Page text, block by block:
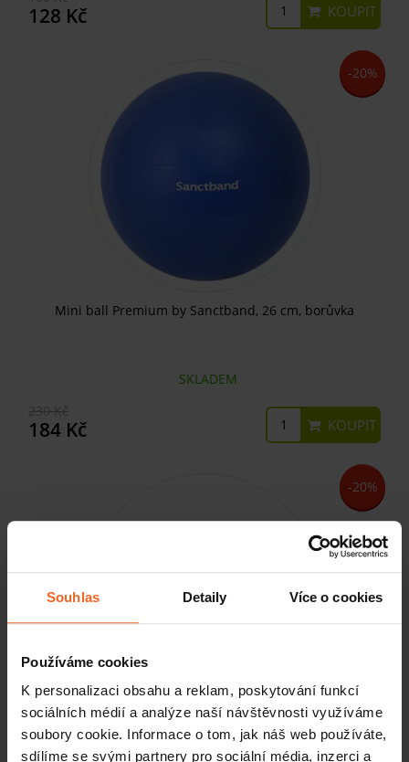
Souhlas Detaily Více o cookies
Používáme cookies
K personalizaci obsahu a reklam, poskytování funkcí
sociálních médií a analýze naší návštěvnosti využíváme
soubory cookie. Informace o tom, jak náš web používáte,
sdílíme se svými partnery pro sociální média, inzerci a
128 Kč KOUPIT
-20%
Mini ball Premium by Sanctband, 26 cm, borůvka
SKLADEM
184 Kč KOUPIT
-20%
Kompresní guma Flossband by Sanctband, 5 cm x 2 m,
švestka, silná